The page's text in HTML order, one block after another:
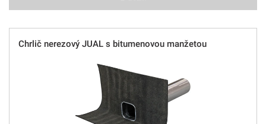
Chrlič nerezový JUAL s bitumenovou manžetou